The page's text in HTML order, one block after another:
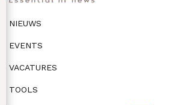
NIEUWS
EVENTS
VACATURES
TOOLS